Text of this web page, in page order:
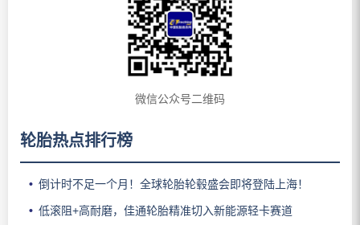
微信公众号二维码
轮胎热点排行榜
倒计时不足一个月！全球轮胎轮毂盛会即将登陆上海！
低滚阻+高耐磨，佳通轮胎精准切入新能源轻卡赛道